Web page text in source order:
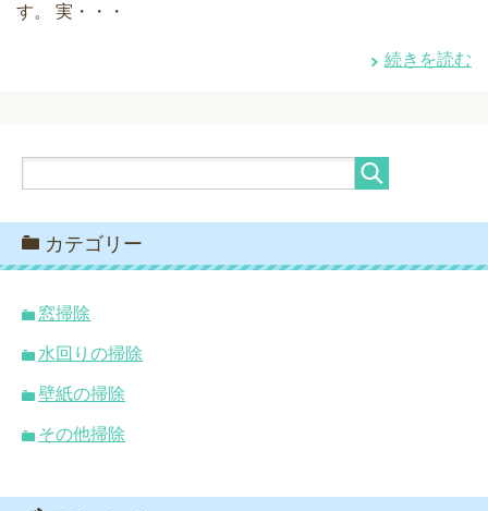
す。 実・・・
続きを読む
カテゴリー
窓掃除
水回りの掃除
壁紙の掃除
その他掃除